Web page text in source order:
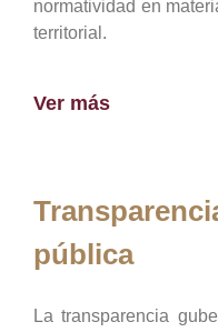
normatividad en
territorial.
Ver más
pública
La transparencia